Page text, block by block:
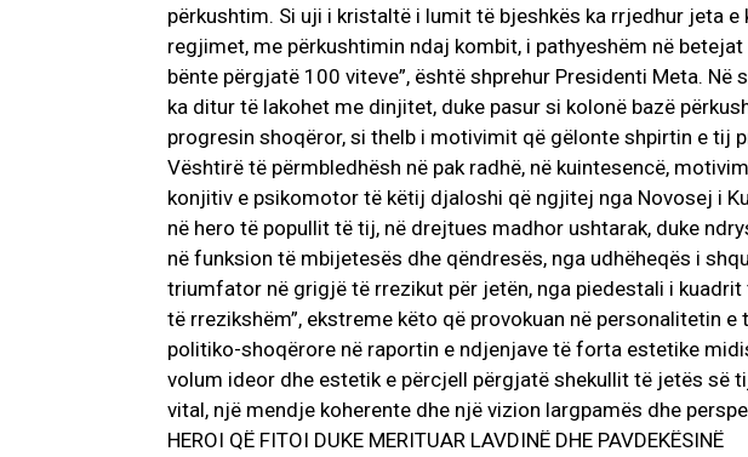
përkushtim. Si uji i kristaltë i lumit të bjeshkës ka rrjedhur jeta
regjimet, me përkushtimin ndaj kombit, i pathyeshëm në
bënte përgjatë 100 viteve”, është shprehur Presidenti Meta. Në
ka ditur të lakohet me dinjitet, duke pasur si kolonë bazë
progresin shoqëror, si thelb i motivimit që gëlonte shpirtin e tij
Vështirë të përmbledhësh në pak radhë, në kuintesencë,
konjitiv e psikomotor të këtij djaloshi që ngjitej nga Novosej i
në hero të popullit të tij, në drejtues madhor ushtarak, duke
në funksion të mbijetesës dhe qëndresës, nga udhëheqës i
triumfator në grigjë të rrezikut për jetën, nga piedestali i
të rrezikshëm”, ekstreme këto që provokuan në personalitetin
politiko-shoqërore në raportin e ndjenjave të forta estetike
volum ideor dhe estetik e përcjell përgjatë shekullit të jetës së
vital, një mendje koherente dhe një vizion largpamës dhe
HEROI QË FITOI DUKE MERITUAR LAVDINË DHE PAVDEKËSINË